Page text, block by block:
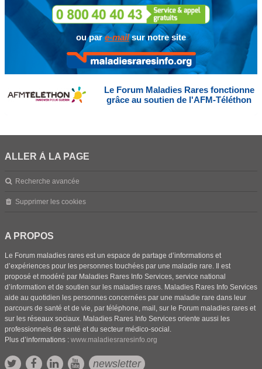
ou pare-mailsur notre site
Le Forum Maladies Rares fonctionne
grâce au soutien de l'AFM-Téléthon
ALLER À LA PAGE
Recherche avancée
Supprimer les cookies
A PROPOS
Le Forum maladies rares est un espace de partage d’informations et
d’expériences pour les personnes touchées par une maladie rare. Il est
proposé et modéré par Maladies Rares Info Services, service national
d’information et de soutien sur les maladies rares. Maladies Rares Info Services
aide au quotidien les personnes concernées par une maladie rare dans leur
parcours de santé et de vie, par téléphone, mail, sur le Forum maladies rares et
sur les réseaux sociaux. Maladies Rares Info Services oriente aussi les
professionnels de santé et du secteur médico-social.
Plus d’informations : www.maladiesraresinfo.org
newsletter